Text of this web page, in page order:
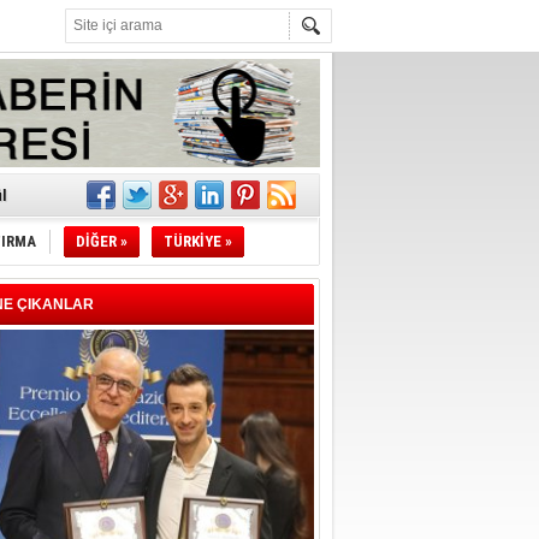
DİĞER » TÜRKİYE »
ÇIKANLAR